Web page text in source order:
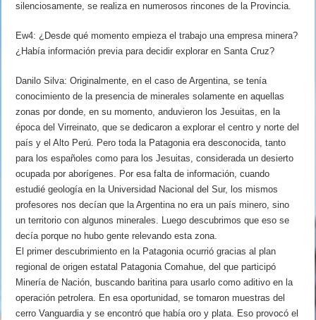
silenciosamente, se realiza en numerosos rincones de la Provincia.
Ew4: ¿Desde qué momento empieza el trabajo una empresa minera?
¿Había información previa para decidir explorar en Santa Cruz?
Danilo Silva: Originalmente, en el caso de Argentina, se tenía
conocimiento de la presencia de minerales solamente en aquellas
zonas por donde, en su momento, anduvieron los Jesuitas, en la
época del Virreinato, que se dedicaron a explorar el centro y norte del
país y el Alto Perú. Pero toda la Patagonia era desconocida, tanto
para los españoles como para los Jesuitas, considerada un desierto
ocupada por aborígenes. Por esa falta de información, cuando
estudié geología en la Universidad Nacional del Sur, los mismos
profesores nos decían que la Argentina no era un país minero, sino
un territorio con algunos minerales. Luego descubrimos que eso se
decía porque no hubo gente relevando esta zona.
El primer descubrimiento en la Patagonia ocurrió gracias al plan
regional de origen estatal Patagonia Comahue, del que participó
Minería de Nación, buscando baritina para usarlo como aditivo en la
operación petrolera. En esa oportunidad, se tomaron muestras del
cerro Vanguardia y se encontró que había oro y plata. Eso provocó el